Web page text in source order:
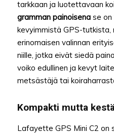
tarkkaan ja luotettavaan
gramman painoisena se on
kevyimmistä GPS-tutkista,
erinomaisen valinnan
niille, jotka eivät siedä
voiko edullinen ja kevyt
metsästäjä tai
Kompakti mutta
Lafayette GPS Mini C2 on